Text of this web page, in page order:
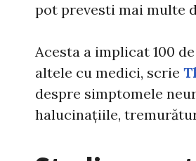
pot prevesti mai multe
Acesta a implicat 100
altele cu medici, scrie
despre simptomele
halucinațiile,